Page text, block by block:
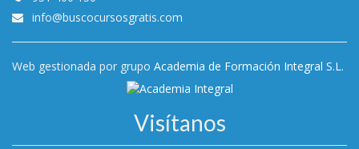
info@buscocursosgratis.com
Web gestionada por grupo Academia de Formación Integral S.L.
Visítanos